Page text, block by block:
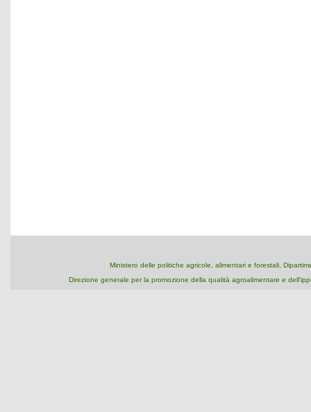
Ministero delle politiche agricole, alimentari e forestali,
Direzione generale per la promozione della qualità agroalimentare e